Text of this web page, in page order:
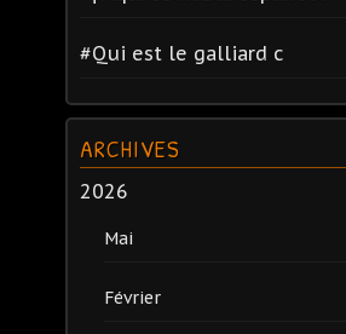
#Qui est le galliard c
ARCHIVES
2026
Mai
Février